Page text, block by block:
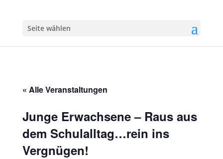
Seite wählen
« Alle Veranstaltungen
Junge Erwachsene – Raus aus
dem Schulalltag…rein ins
Vergnügen!